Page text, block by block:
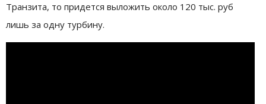
Транзита, то придется выложить около 120 тыс. руб
лишь за одну турбину.